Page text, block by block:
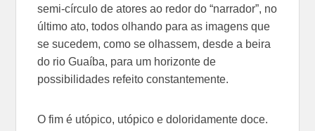
semi-círculo de atores ao redor do “narrador”, no
último ato, todos olhando para as imagens que
se sucedem, como se olhassem, desde a beira
do rio Guaíba, para um horizonte de
possibilidades refeito constantemente.
O fim é utópico, utópico e doloridamente doce.